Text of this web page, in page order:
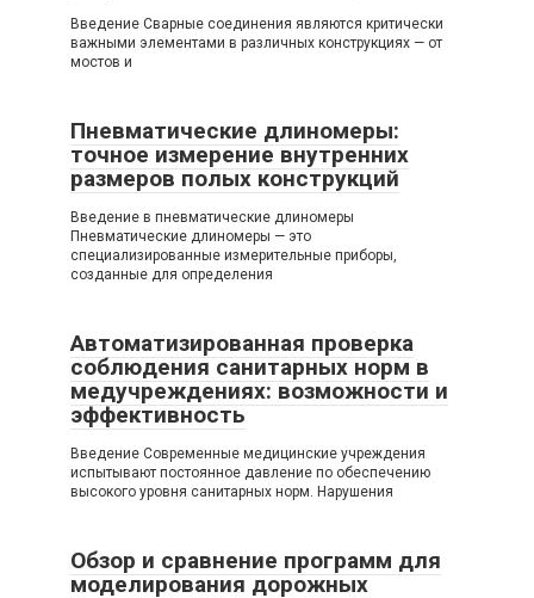
Введение Сварные соединения являются критически
важными элементами в различных конструкциях — от
мостов и
Пневматические длиномеры:
точное измерение внутренних
размеров полых конструкций
Введение в пневматические длиномеры
Пневматические длиномеры — это
специализированные измерительные приборы,
созданные для определения
Автоматизированная проверка
соблюдения санитарных норм в
медучреждениях: возможности и
эффективность
Введение Современные медицинские учреждения
испытывают постоянное давление по обеспечению
высокого уровня санитарных норм. Нарушения
Обзор и сравнение программ для
моделирования дорожных